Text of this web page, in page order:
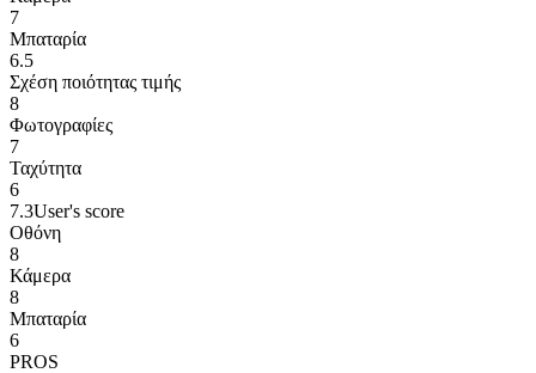
7
Μπαταρία
6.5
Σχέση ποιότητας τιμής
8
Φωτογραφίες
7
Ταχύτητα
6
7.3User's score
Οθόνη
8
Κάμερα
8
Μπαταρία
6
PROS